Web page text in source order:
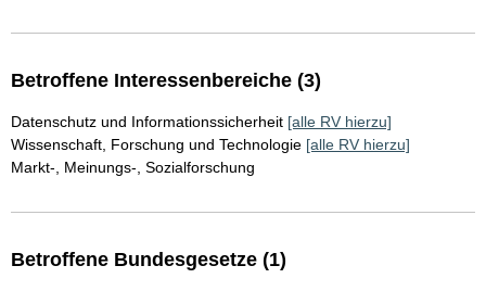
Betroffene Interessenbereiche (3)
Datenschutz und Informationssicherheit [alle RV hierzu]
Wissenschaft, Forschung und Technologie [alle RV hierzu]
Markt-, Meinungs-, Sozialforschung
Betroffene Bundesgesetze (1)